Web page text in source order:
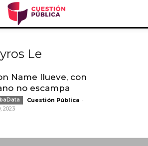
Le
Name llueve, con
no escampa
Cuestión Pública -
2023